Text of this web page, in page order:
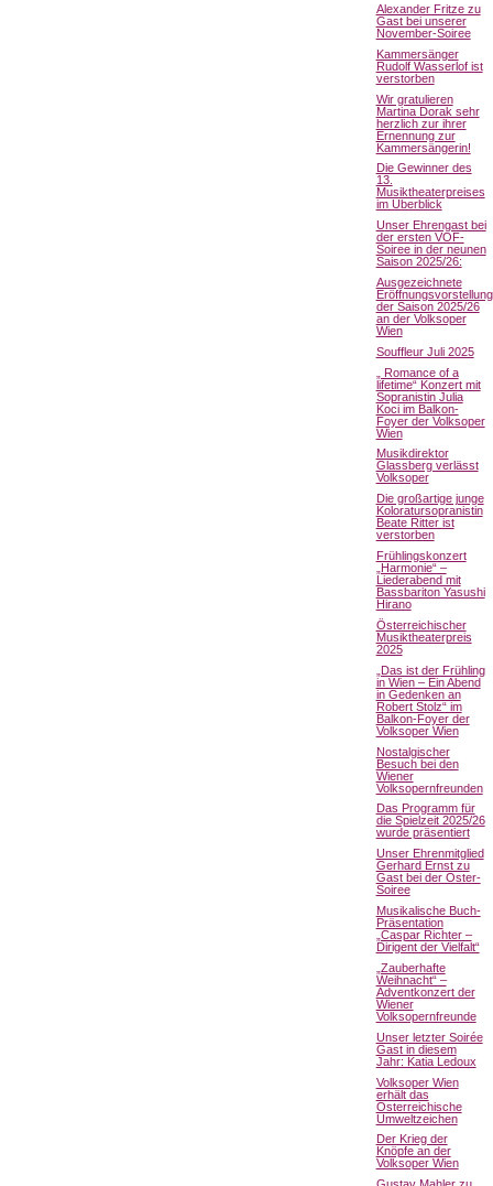
Alexander Fritze zu
Gast bei unserer
November-Soiree
Kammersänger
Rudolf Wasserlof ist
verstorben
Wir gratulieren
Martina Dorak sehr
herzlich zur ihrer
Ernennung zur
Kammersängerin!
Die Gewinner des
13.
Musiktheaterpreises
im Überblick
Unser Ehrengast bei
der ersten VOF-
Soiree in der neunen
Saison 2025/26:
Ausgezeichnete
Eröffnungsvorstellung
der Saison 2025/26
an der Volksoper
Wien
Souffleur Juli 2025
„ Romance of a
lifetime“ Konzert mit
Sopranistin Julia
Koci im Balkon-
Foyer der Volksoper
Wien
Musikdirektor
Glassberg verlässt
Volksoper
Die großartige junge
Koloratursopranistin
Beate Ritter ist
verstorben
Frühlingskonzert
„Harmonie“ –
Liederabend mit
Bassbariton Yasushi
Hirano
Österreichischer
Musiktheaterpreis
2025
„Das ist der Frühling
in Wien – Ein Abend
in Gedenken an
Robert Stolz“ im
Balkon-Foyer der
Volksoper Wien
Nostalgischer
Besuch bei den
Wiener
Volksopernfreunden
Das Programm für
die Spielzeit 2025/26
wurde präsentiert
Unser Ehrenmitglied
Gerhard Ernst zu
Gast bei der Oster-
Soiree
Musikalische Buch-
Präsentation
„Caspar Richter –
Dirigent der Vielfalt“
„Zauberhafte
Weihnacht“ –
Adventkonzert der
Wiener
Volksopernfreunde
Unser letzter Soirée
Gast in diesem
Jahr: Katia Ledoux
Volksoper Wien
erhält das
Österreichische
Umweltzeichen
Der Krieg der
Knöpfe an der
Volksoper Wien